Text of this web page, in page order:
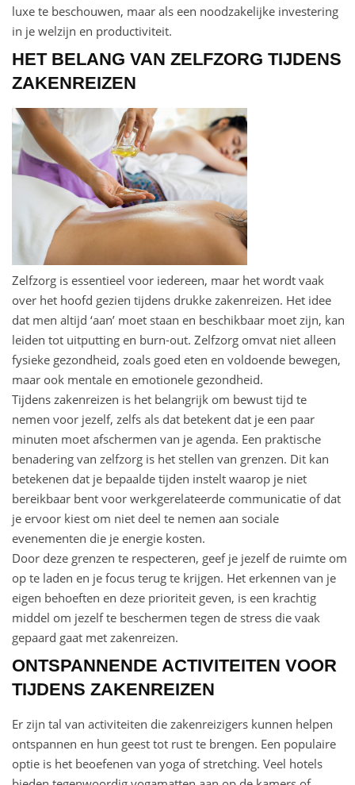
luxe te beschouwen, maar als een noodzakelijke investering
in je welzijn en productiviteit.
HET BELANG VAN ZELFZORG TIJDENS
ZAKENREIZEN
Zelfzorg is essentieel voor iedereen, maar het wordt vaak
over het hoofd gezien tijdens drukke zakenreizen. Het idee
dat men altijd ‘aan’ moet staan en beschikbaar moet zijn, kan
leiden tot uitputting en burn-out. Zelfzorg omvat niet alleen
fysieke gezondheid, zoals goed eten en voldoende bewegen,
maar ook mentale en emotionele gezondheid.
Tijdens zakenreizen is het belangrijk om bewust tijd te
nemen voor jezelf, zelfs als dat betekent dat je een paar
minuten moet afschermen van je agenda. Een praktische
benadering van zelfzorg is het stellen van grenzen. Dit kan
betekenen dat je bepaalde tijden instelt waarop je niet
bereikbaar bent voor werkgerelateerde communicatie of dat
je ervoor kiest om niet deel te nemen aan sociale
evenementen die je energie kosten.
Door deze grenzen te respecteren, geef je jezelf de ruimte om
op te laden en je focus terug te krijgen. Het erkennen van je
eigen behoeften en deze prioriteit geven, is een krachtig
middel om jezelf te beschermen tegen de stress die vaak
gepaard gaat met zakenreizen.
ONTSPANNENDE ACTIVITEITEN VOOR
TIJDENS ZAKENREIZEN
Er zijn tal van activiteiten die zakenreizigers kunnen helpen
ontspannen en hun geest tot rust te brengen. Een populaire
optie is het beoefenen van yoga of stretching. Veel hotels